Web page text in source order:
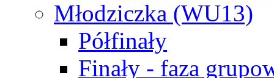
Młodziczka (WU13)
Półfinały
Finały - faza